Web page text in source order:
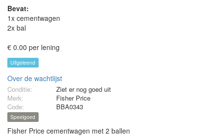
Bevat:
1x cementwagen
2x bal
€ 0.00 per lening
Uitgeleend
Over de wachtlijst
Conditie:
Ziet er nog goed uit
Merk:
Fisher Price
Code:
BBA0343
Speelgoed
Fisher Price cementwagen met 2 ballen